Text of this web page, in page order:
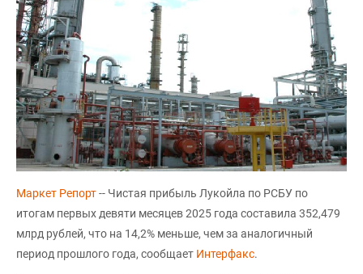
Маркет Репорт-- Чистая прибыль Лукойла по РСБУ по
итогам первых девяти месяцев 2025 года составила 352,479
млрд рублей, что на 14,2% меньше, чем за аналогичный
период прошлого года, сообщает Интерфакс.